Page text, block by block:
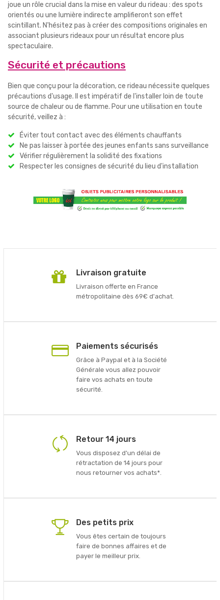
joue un rôle crucial dans la mise en valeur du rideau : des spots
orientés ou une lumière indirecte amplifieront son effet
scintillant. N'hésitez pas à créer des compositions originales en
associant plusieurs rideaux pour un résultat encore plus
spectaculaire.
Sécurité et précautions
Bien que conçu pour la décoration, ce rideau nécessite quelques
précautions d'usage. Il est impératif de l'installer loin de toute
source de chaleur ou de flamme. Pour une utilisation en toute
sécurité, veillez à :
Éviter tout contact avec des éléments chauffants
Ne pas laisser à portée des jeunes enfants sans surveillance
Vérifier régulièrement la solidité des fixations
Respecter les consignes de sécurité du lieu d'installation
Livraison gratuite
Livraison offerte en France
métropolitaine dès 69€ d'achat.
Paiements sécurisés
Grâce à Paypal et à la Société
Générale vous allez pouvoir
faire vos achats en toute
sécurité.
Retour 14 jours
Vous disposez d'un délai de
rétractation de 14 jours pour
nous retourner vos achats*.
Des petits prix
Vous êtes certain de toujours
faire de bonnes affaires et de
payer le meilleur prix.